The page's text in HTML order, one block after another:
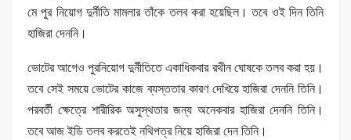
মে পুর নিয়োগ দুর্নীতি মামলার তাঁকে তলব করা হয়েছিল। তবে ওই দিন তিনি
হাজিরা দেননি।
ভোটের আগেও পুরনিয়োগ দুর্নীতিতে একাধিকবার রথীন ঘোষকে তলব করা হয়।
তবে সেই সময়ে ভোটের কাজে ব্যস্ততার কারণ দেখিয়ে হাজিরা দেননি তিনি।
পরবর্তী ক্ষেত্রে শারীরিক অসুস্থতার জন্য অনেকবার হাজিরা দেননি তিনি।
‌তবে আজ ইডি তলব করতেই নথিপত্র নিয়ে হাজিরা দেন তিনি।